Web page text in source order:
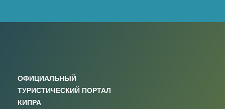
ОФИЦИАЛЬНЫЙ
ТУРИСТИЧЕСКИЙ ПОРТАЛ
КИПРА